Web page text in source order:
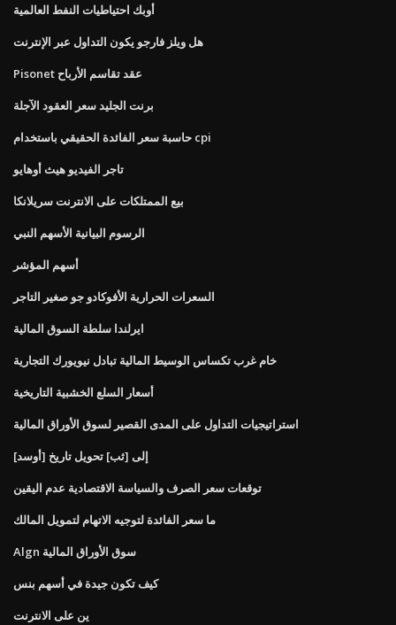
أوبك احتياطيات النفط العالمية
هل ويلز فارجو يكون التداول عبر الإنترنت
Pisonet عقد تقاسم الأرباح
برنت الجليد سعر العقود الآجلة
حاسبة سعر الفائدة الحقيقي باستخدام cpi
تاجر الفيديو هيث أوهايو
بيع الممتلكات على الانترنت سريلانكا
الرسوم البيانية الأسهم النبي
أسهم المؤشر
السعرات الحرارية الأفوكادو جو صغير التاجر
ايرلندا سلطة السوق المالية
خام غرب تكساس الوسيط المالية تبادل نيويورك التجارية
أسعار السلع الخشبية التاريخية
استراتيجيات التداول على المدى القصير لسوق الأوراق المالية
[أوسد] إلى [ثب] تحويل تاريخ
توقعات سعر الصرف والسياسة الاقتصادية عدم اليقين
ما سعر الفائدة لتوجيه الاتهام لتمويل المالك
Algn سوق الأوراق المالية
كيف تكون جيدة في أسهم بنس
ين على الانترنت